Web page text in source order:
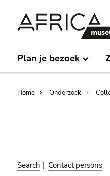
Plan je bezoek
Home Onderzoek
Search | Contact persons